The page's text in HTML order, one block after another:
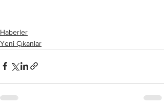
Haberler
Yeni Çıkanlar